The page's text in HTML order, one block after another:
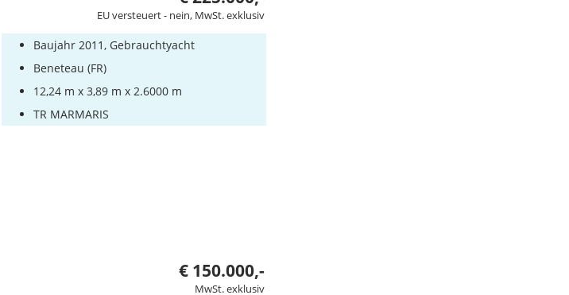
EU versteuert - nein, MwSt. exklusiv
Baujahr 2011, Gebrauchtyacht
Beneteau (FR)
12,24 m x 3,89 m x 2.6000 m
TR MARMARIS
€ 150.000,-
MwSt. exklusiv